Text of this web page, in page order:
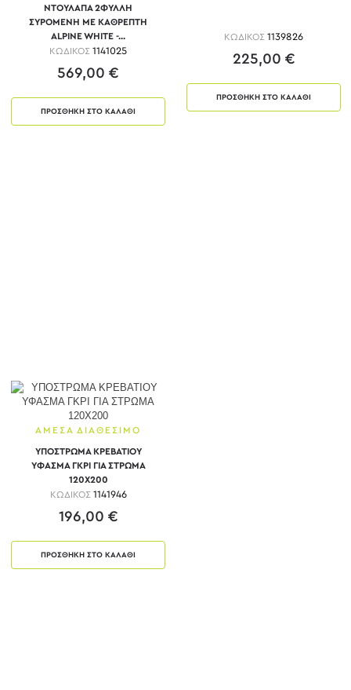
ΝΤΟΥΛΑΠΑ 2ΦΥΛΛΗ
ΣΥΡΟΜΕΝΗ ΜΕ ΚΑΘΡΕΠΤΗ
ALPINE WHITE -...
ΚΩΔΙΚΟΣ 1141025
569,00 €
ΠΡΟΣΘΗΚΗ ΣΤΟ ΚΑΛΑΘΙ
ΚΩΔΙΚΟΣ 1139826
225,00 €
ΠΡΟΣΘΗΚΗ ΣΤΟ ΚΑΛΑΘΙ
ΑΜΕΣΑ ΔΙΑΘΕΣΙΜΟ
ΥΠΟΣΤΡΩΜΑ ΚΡΕΒΑΤΙΟΥ
ΥΦΑΣΜΑ ΓΚΡΙ ΓΙΑ ΣΤΡΩΜΑ
120Χ200
ΚΩΔΙΚΟΣ 1141946
196,00 €
ΠΡΟΣΘΗΚΗ ΣΤΟ ΚΑΛΑΘΙ